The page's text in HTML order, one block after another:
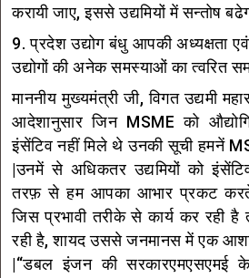
करायी जाए, इससे उद्यमियों में सन्तोष
9. प्रदेश उद्योग बंधु आपकी अध्यक्षता एवं
उद्योगों की अनेक समस्याओं का त्वरित
माननीय मुख्यमंत्री जी, विगत उद्यमी
आदेशानुसार जिन MSME को
इंसेंटिव नहीं मिले थे उनकी सूची हमनें
|उनमें से अधिकतर उद्यमियों को
तरफ़ से हम आपका आभार प्रकट
जिस प्रभावी तरीके से कार्य कर रही है
रही है, शायद उससे जनमानस में एक आशा
|“डबल इंजन की सरकारएमएसएमई के